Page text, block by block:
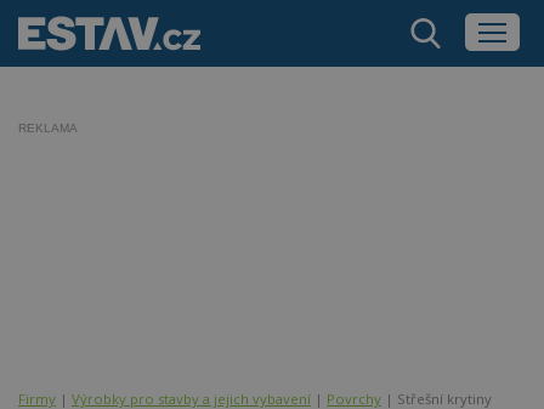
REKLAMA
Firmy | Výrobky pro stavby a jejich vybavení | Povrchy | Střešní krytiny